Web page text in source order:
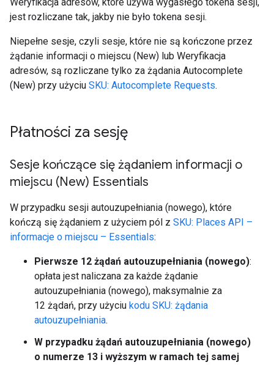
jest rozliczane tak, jakby nie było tokena sesji.
Niepełne sesje, czyli sesje, które nie są kończone przez
żądanie informacji o miejscu (New) lub Weryfikacja
adresów, są rozliczane tylko za żądania Autocomplete
(New) przy użyciu SKU: Autocomplete Requests.
Płatności za sesję
Sesje kończące się żądaniem informacji o
miejscu (New) Essentials
W przypadku sesji autouzupełniania (nowego), które
kończą się żądaniem z użyciem pól z SKU: Places API –
informacje o miejscu – Essentials:
Pierwsze 12 żądań autouzupełniania (nowego):
opłata jest naliczana za każde żądanie
autouzupełniania (nowego), maksymalnie za
12 żądań, przy użyciu kodu SKU: żądania
autouzupełniania.
W przypadku żądań autouzupełniania (nowego)
o numerze 13 i wyższym w ramach tej samej